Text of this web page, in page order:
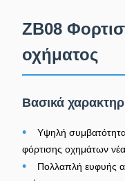
ZB08
οχήματος
Βασικά
•
Υψηλή
φόρτισης οχημάτων
•
Πολλαπλή ευφυής